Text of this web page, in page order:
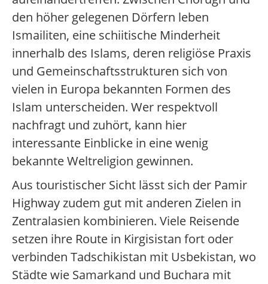
den höher gelegenen Dörfern leben
Ismailiten, eine schiitische Minderheit
innerhalb des Islams, deren religiöse Praxis
und Gemeinschaftsstrukturen sich von
vielen in Europa bekannten Formen des
Islam unterscheiden. Wer respektvoll
nachfragt und zuhört, kann hier
interessante Einblicke in eine wenig
bekannte Weltreligion gewinnen.
Aus touristischer Sicht lässt sich der Pamir
Highway zudem gut mit anderen Zielen in
Zentralasien kombinieren. Viele Reisende
setzen ihre Route in Kirgisistan fort oder
verbinden Tadschikistan mit Usbekistan, wo
Städte wie Samarkand und Buchara mit